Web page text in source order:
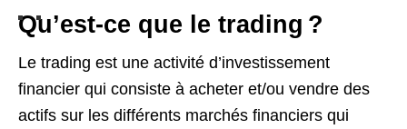
Qu’est-ce que le trading ?
Le trading est une activité d’investissement
financier qui consiste à acheter et/ou vendre des
actifs sur les différents marchés financiers qui